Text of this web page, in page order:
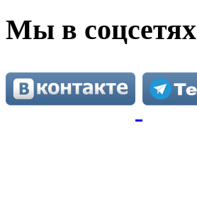
Мы в соцсетях